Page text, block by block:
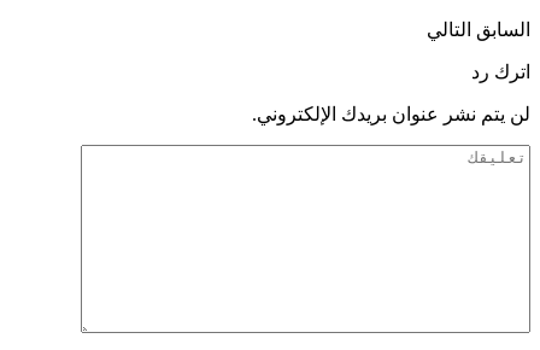
السابق التالي
اترك رد
لن يتم نشر عنوان بريدك الإلكتروني.